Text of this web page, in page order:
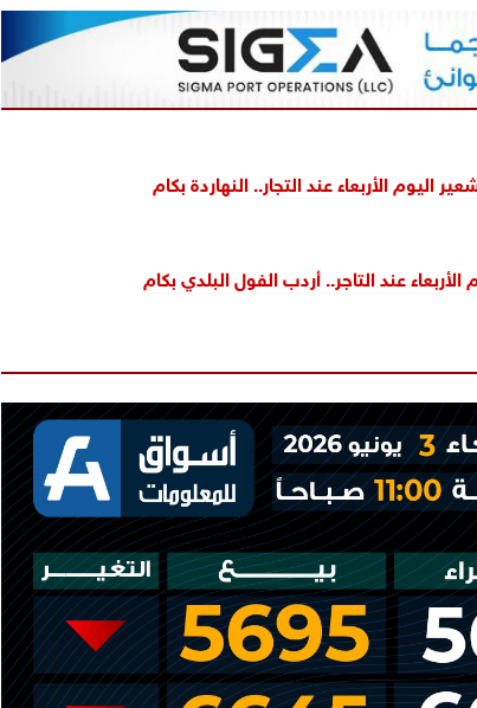
اليوم الأربعاء عند التجار.. النهاردة بكام
عند التاجر.. أردب الفول البلدي بكام